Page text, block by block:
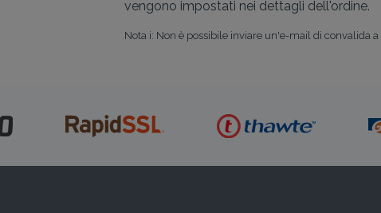
vengono impostati nei dettagli dell'ordine.
Nota i: Non è possibile inviare un'e-mail di convalida